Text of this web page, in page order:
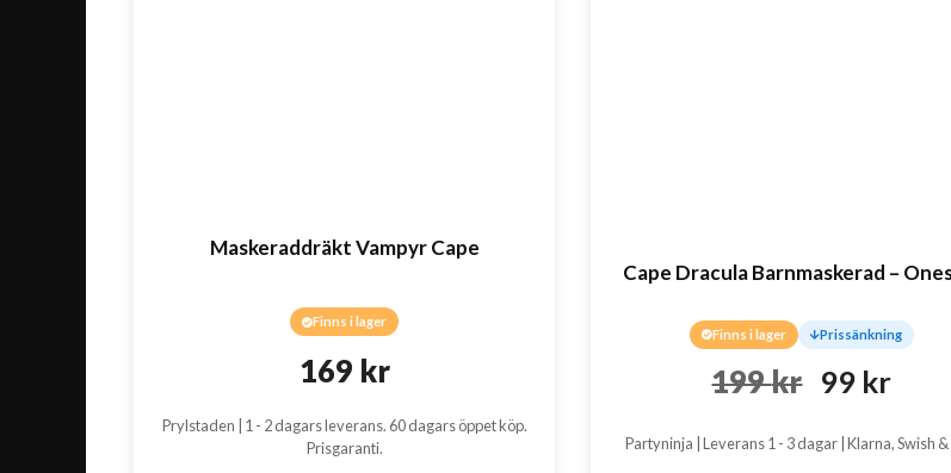
Maskeraddräkt Vampyr Cape
Finns i lager
169 kr
Prylstaden | 1 - 2 dagars leverans. 60 dagars öppet köp.
Prisgaranti.
Cape Dracula Barnmaskerad –
Finns i lager Prissänkning
199kr Det
99 krDet
Partyninja | Leverans 1 - 3 dagar | Klarna, Swish